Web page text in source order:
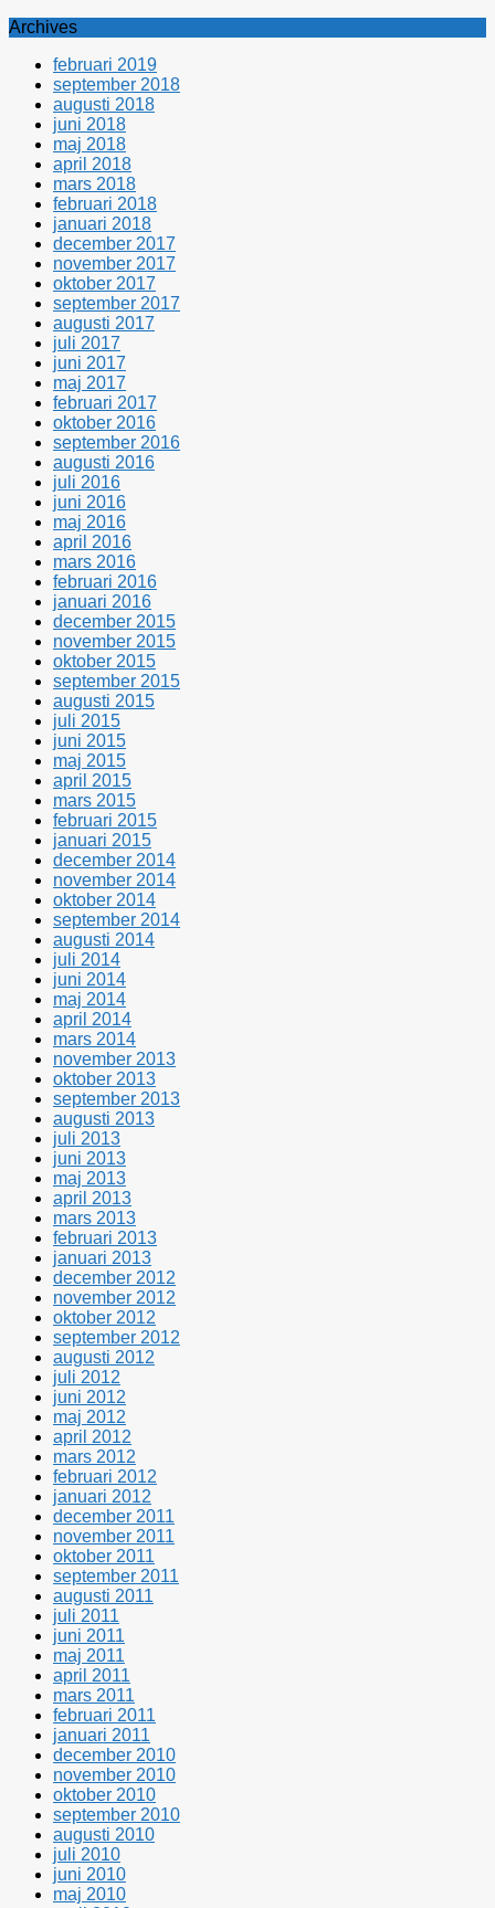
Archives
februari 2019
september 2018
augusti 2018
juni 2018
maj 2018
april 2018
mars 2018
februari 2018
januari 2018
december 2017
november 2017
oktober 2017
september 2017
augusti 2017
juli 2017
juni 2017
maj 2017
februari 2017
oktober 2016
september 2016
augusti 2016
juli 2016
juni 2016
maj 2016
april 2016
mars 2016
februari 2016
januari 2016
december 2015
november 2015
oktober 2015
september 2015
augusti 2015
juli 2015
juni 2015
maj 2015
april 2015
mars 2015
februari 2015
januari 2015
december 2014
november 2014
oktober 2014
september 2014
augusti 2014
juli 2014
juni 2014
maj 2014
april 2014
mars 2014
november 2013
oktober 2013
september 2013
augusti 2013
juli 2013
juni 2013
maj 2013
april 2013
mars 2013
februari 2013
januari 2013
december 2012
november 2012
oktober 2012
september 2012
augusti 2012
juli 2012
juni 2012
maj 2012
april 2012
mars 2012
februari 2012
januari 2012
december 2011
november 2011
oktober 2011
september 2011
augusti 2011
juli 2011
juni 2011
maj 2011
april 2011
mars 2011
februari 2011
januari 2011
december 2010
november 2010
oktober 2010
september 2010
augusti 2010
juli 2010
juni 2010
maj 2010